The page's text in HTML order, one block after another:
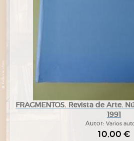
FRAGMENTOS. Revista de Arte.
1991
Autor: Varios
10,00 €